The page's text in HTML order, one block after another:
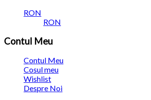
RON
RON
Contul Meu
Contul Meu
Cosul meu
Wishlist
Despre Noi